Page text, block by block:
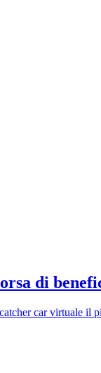
di
car virtuale il